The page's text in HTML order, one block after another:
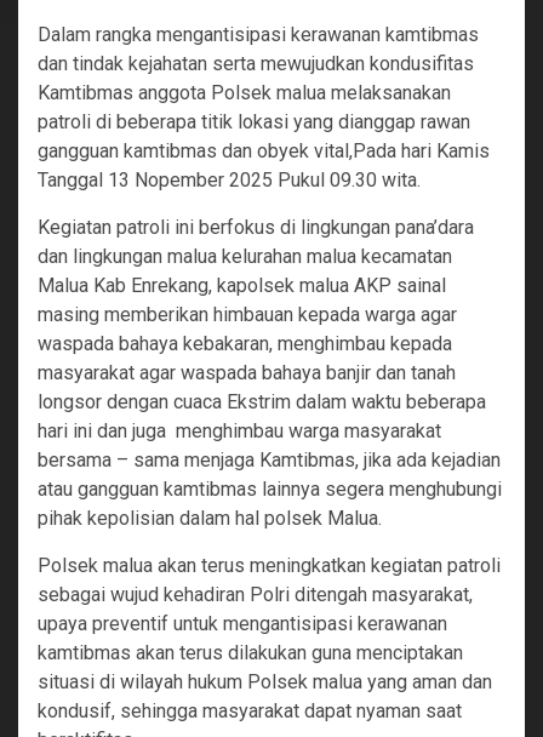
Dalam rangka mengantisipasi kerawanan kamtibmas
dan tindak kejahatan serta mewujudkan kondusifitas
Kamtibmas anggota Polsek malua melaksanakan
patroli di beberapa titik lokasi yang dianggap rawan
gangguan kamtibmas dan obyek vital,Pada hari Kamis
Tanggal 13 Nopember 2025 Pukul 09.30 wita.
‎Kegiatan patroli ini berfokus di lingkungan pana’dara
dan lingkungan malua kelurahan malua kecamatan
Malua Kab Enrekang, kapolsek malua AKP sainal
masing memberikan himbauan kepada warga agar
waspada bahaya kebakaran, menghimbau kepada
masyarakat agar waspada bahaya banjir dan tanah
longsor dengan cuaca Ekstrim dalam waktu beberapa
hari ini dan juga menghimbau warga masyarakat
bersama – sama menjaga Kamtibmas, jika ada kejadian
atau gangguan kamtibmas lainnya segera menghubungi
pihak kepolisian dalam hal polsek Malua.
‎Polsek malua akan terus meningkatkan kegiatan patroli
sebagai wujud kehadiran Polri ditengah masyarakat,
upaya preventif untuk mengantisipasi kerawanan
kamtibmas akan terus dilakukan guna menciptakan
situasi di wilayah hukum Polsek malua yang aman dan
kondusif, sehingga masyarakat dapat nyaman saat